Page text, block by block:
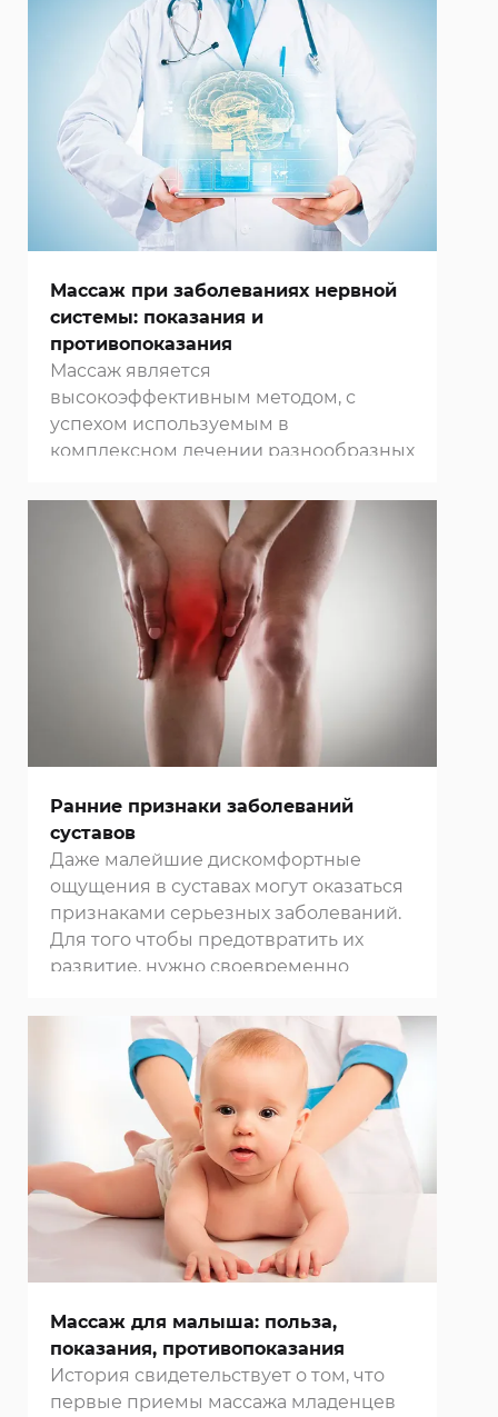
изобрел прибор, которому дал свое
имя. В основе метода лежит теория,
что клетки живых организмов
излучают в окружающую среду
электромагнитные волны,
характеризующиеся определенной
уникальной частотой колебаний.
Массаж при заболеваниях нервной
системы: показания и
противопоказания
Массаж является
высокоэффективным методом, с
успехом используемым в
комплексном лечении разнообразных
древних времен он был частью
врачебного искусства, и его
благотворное влияние на организм
человека подтверждено
многовековой практикой. В
клиниках
можно провести лечебный,
оздоровительный, мануальный,
точечный и другие виды массажа.
Ранние признаки заболеваний
суставов
Даже малейшие дискомфортные
ощущения в суставах могут оказаться
признаками серьезных заболеваний.
Для того чтобы предотвратить их
развитие, нужно своевременно
клинике в Москвеи строго
придерживаться всех рекомендаций
своего лечащего врача.
Массаж для малыша: польза,
показания, противопоказания
История свидетельствует о том, что
первые приемы массажа младенцев